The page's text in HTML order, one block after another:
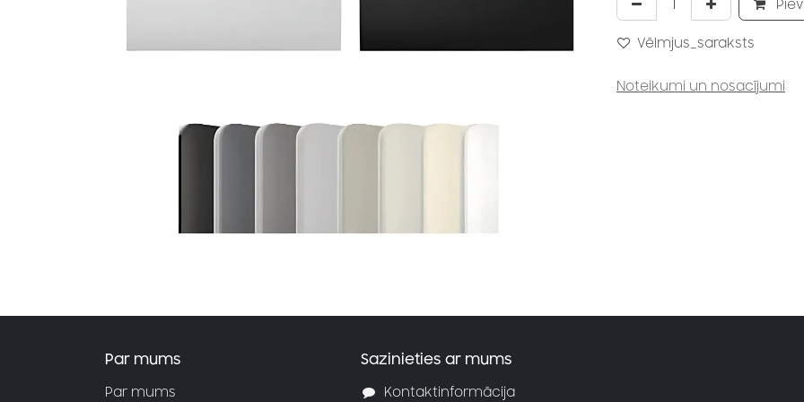
Vēlmjus_saraksts
Noteikumi un nosacījumi
Par mums
Par mums
Sazinieties ar mums
Kontaktinformācija